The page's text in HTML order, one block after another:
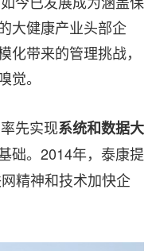
大健康产业头部企
带来的管理挑战，
觉。
先实现系统和数据大
础。2014年，泰康提
精神和技术加快企